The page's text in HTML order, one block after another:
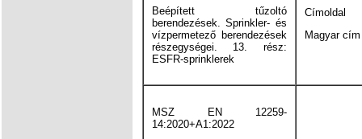
Beépített tűzoltó
berendezések. Sprinkler- és
vízpermetező berendezések
részegységei. 13. rész:
ESFR-sprinklerek
Címoldal
Magyar cím
MSZ EN 12259-
14:2020+A1:2022